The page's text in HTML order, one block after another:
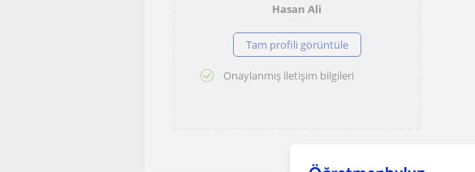
Hasan Ali
Tam profili görüntüle
Onaylanmış iletişim bilgileri